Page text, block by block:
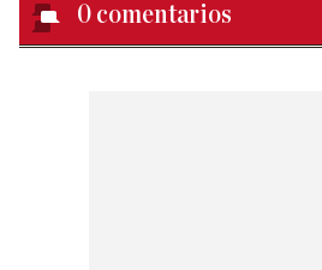
0 comentarios